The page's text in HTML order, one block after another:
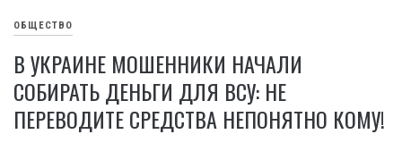
ОБЩЕСТВО
В УКРАИНЕ МОШЕННИКИ НАЧАЛИ
СОБИРАТЬ ДЕНЬГИ ДЛЯ ВСУ: НЕ
ПЕРЕВОДИТЕ СРЕДСТВА НЕПОНЯТНО КОМУ!